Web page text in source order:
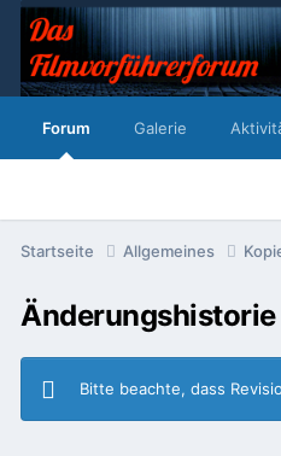
Forum Galerie
Startseite Allgemeines
Änderungshistorie
Bitte beachte, dass